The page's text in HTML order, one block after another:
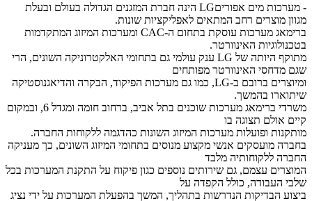
- מערכות מים אפוריםLG הינה חברת המזגנים הגדולה בעולם ובעלת
מגוון מוצרים רחב המתאים לאפליקציות שונות.
ברימאג מערכות עוסקת בתחום ה-CAC ומערכות המיזוג המתקדמות
בטכנולוגיות האינוורטר.
מתוקף היותה של LG ענק עולמי גם בתחומי האלקטרוניקה השונים, הרי
שגם מדחסי האינוורטר מפותחים
ומיוצרים ברובם ב-LG, כמו גם מערכות הפיקוד, הבקרה והדיאגנוסטיקה
שיתוארו בהמשך.
משרדי ברימאג מערכות שוכנים בתל אביב, ברחוב חומה ומגדל 6, ובמקום
קיים אולם תצוגה בו
מותקנות ופועלות מערכות המיזוג השונות כהדגמה ללקוחות החברה.
בחברה מועסקים אנשי מקצוע מנוסים בתחומי המיזוג השונים, כך מעניקה
החברה ללקוחותיה מלבד
המוצרים עצמם, גם שירותים נוספים כגון פיקוח על התקנת המערכות בכל
שלבי העבודה, כולל הקפדה על
ביצוע הבדיקות הנדרשות בתהליך, המשך בהפעלת המערכות על ידי נציג